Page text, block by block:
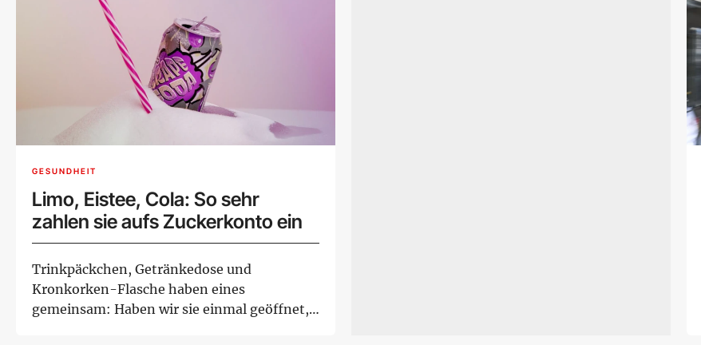
GESUNDHEIT
Limo, Eistee, Cola: So sehr
zahlen sie aufs Zuckerkonto ein
Trinkpäckchen, Getränkedose und
Kronkorken-Flasche haben eines
gemeinsam: Haben wir sie einmal geöffnet,